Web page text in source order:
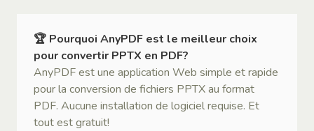
🏆 Pourquoi AnyPDF est le meilleur choix
pour convertir PPTX en PDF?
AnyPDF est une application Web simple et rapide
pour la conversion de fichiers PPTX au format
PDF. Aucune installation de logiciel requise. Et
tout est gratuit!